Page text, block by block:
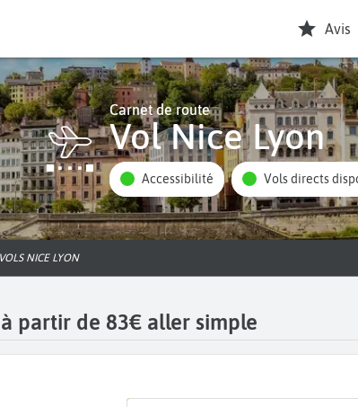
Avis
Carnet de route
Vol Nice Lyon
Accessibilité Vols directs
VOLS NICE LYON
partir de 83€ aller simple